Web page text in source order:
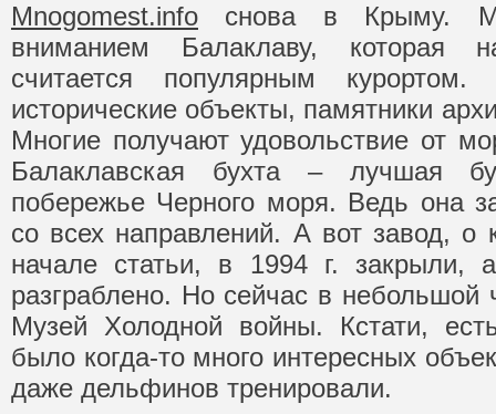
Mnogomest.info снова в Крыму.
вниманием Балаклаву, которая
считается популярным курортом.
исторические объекты, памятники
Многие получают удовольствие от
Балаклавская бухта – лучшая
побережье Черного моря. Ведь она
со всех направлений. А вот завод, о
начале статьи, в 1994 г. закрыли,
разграблено. Но сейчас в небольшой
Музей Холодной войны. Кстати,
было когда-то много интересных
даже дельфинов тренировали.